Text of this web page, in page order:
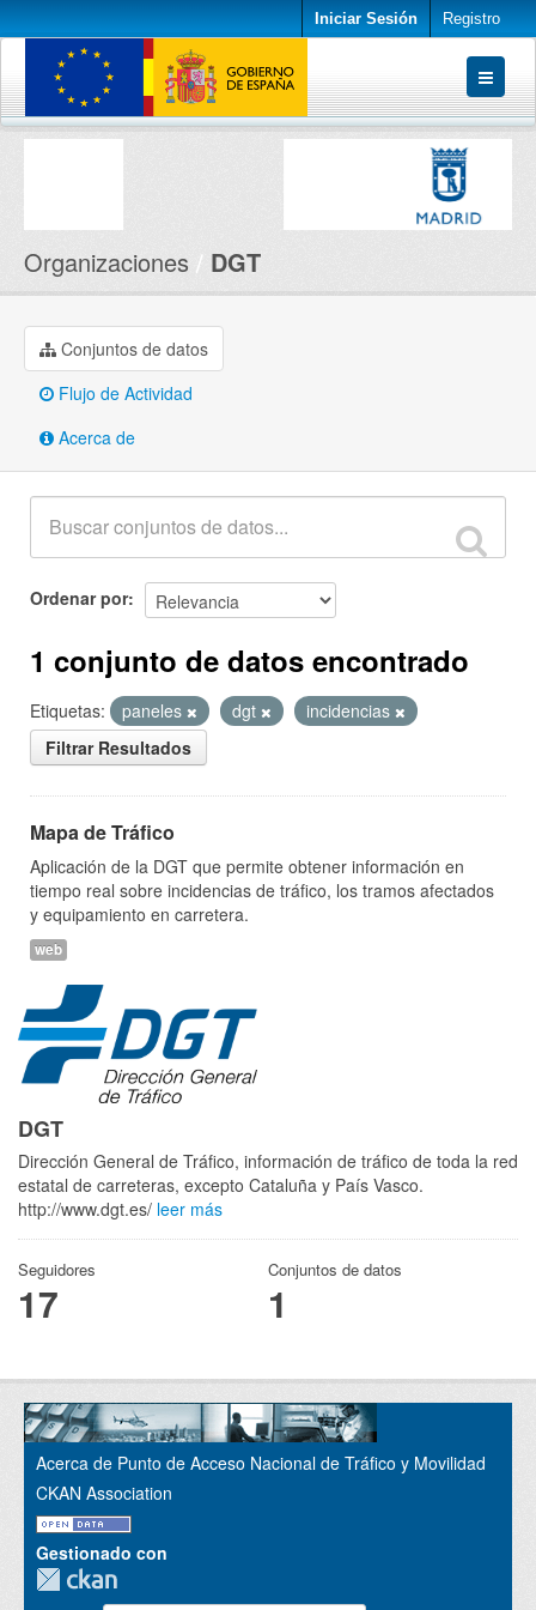
Iniciar Sesión Registro
Conjuntos de datos
Organizaciones DGT
Conjuntos de datos
Flujo de Actividad
Acerca de
Ordenar por
1 conjunto de datos encontrado
Etiquetas: paneles dgt
incidencias
Filtrar Resultados
Mapa de Tráfico
Aplicación de la DGT que permite obtener información en
tiempo real sobre incidencias de tráfico, los tramos afectados
y equipamiento en carretera.
web
DGT
Dirección General de Tráfico, información de tráfico de toda la red
estatal de carreteras, excepto Cataluña y País Vasco.
http://www.dgt.es/ leer más
Seguidores
17
Conjuntos de datos
1
Acerca de Punto de Acceso Nacional de Tráfico y Movilidad
CKAN Association
Gestionado con